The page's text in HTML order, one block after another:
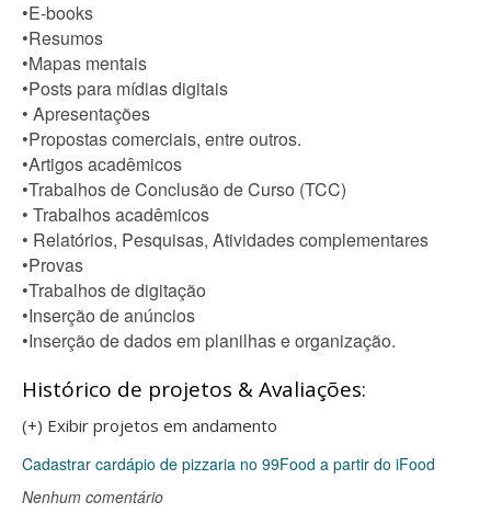
•E-books
•Resumos
•Mapas mentais
•Posts para mídias digitais
• Apresentações
•Propostas comerciais, entre outros.
•Artigos acadêmicos
•Trabalhos de Conclusão de Curso (TCC)
• Trabalhos acadêmicos
• Relatórios, Pesquisas, Atividades complementares
•Provas
•Trabalhos de digitação
•Inserção de anúncios
•Inserção de dados em planilhas e organização.
Histórico de projetos & Avaliações:
(+) Exibir projetos em andamento
Cadastrar cardápio de pizzaria no 99Food a partir do iFood
Nenhum comentário